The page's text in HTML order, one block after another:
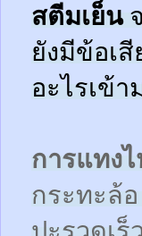
สตีมเย็น
ยังมีข้อเ
อะไรเข้
การแทง
กระทะล้